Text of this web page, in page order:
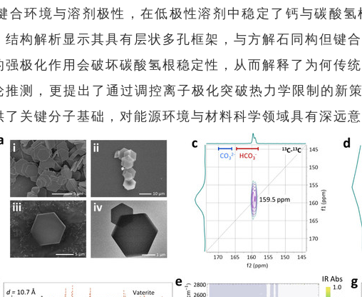
合环境与溶剂极性，在低极性溶剂中稳定了钙与碳酸
结构解析显示其具有层状多孔框架，与方解石同构但键
极化作用会破坏碳酸氢根稳定性，从而解释了为何传
测，更提出了通过调控离子极化突破热力学限制的新
关键分子基础，对能源环境与材料科学领域具有深远意